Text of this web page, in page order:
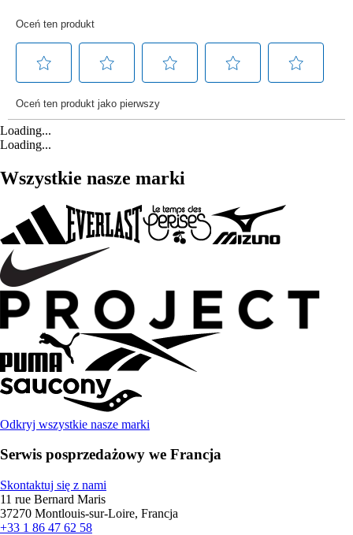
Loading...
Loading...
Wszystkie nasze marki
Odkryj wszystkie nasze marki
Serwis posprzedażowy we Francja
Skontaktuj się z nami
11 rue Bernard Maris
37270 Montlouis-sur-Loire, Francja
+33 1 86 47 62 58